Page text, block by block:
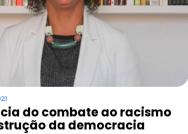
do combate ao racismo
da democracia